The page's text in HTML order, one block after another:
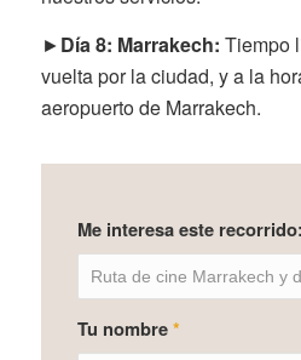
►Día 8: Marrakech: Tiempo
vuelta por la ciudad, y a la
aeropuerto de Marrakech.
Me interesa este recorrido:
Tu nombre*